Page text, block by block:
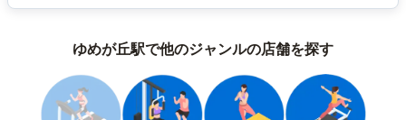
ゆめが丘駅で他のジャンルの店舗を探す